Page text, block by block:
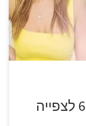
האח הגדול עונה 16 פרק 69 לצפייה